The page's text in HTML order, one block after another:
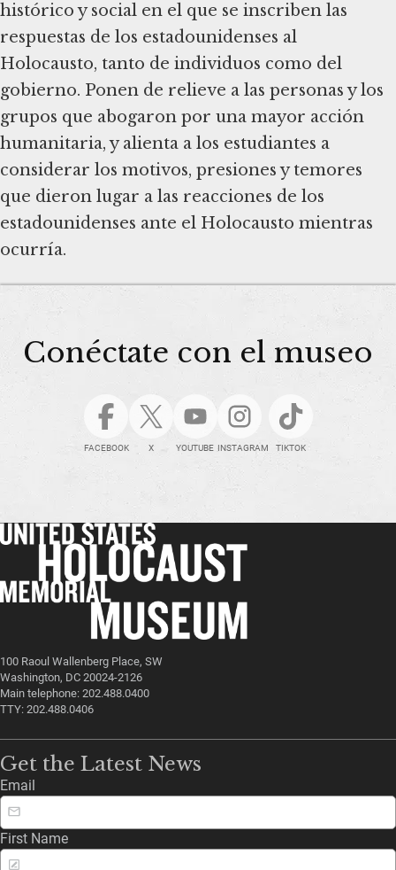
histórico y social en el que se inscriben las
respuestas de los estadounidenses al
Holocausto, tanto de individuos como del
gobierno. Ponen de relieve a las personas y los
grupos que abogaron por una mayor acción
humanitaria, y alienta a los estudiantes a
considerar los motivos, presiones y temores
que dieron lugar a las reacciones de los
estadounidenses ante el Holocausto mientras
ocurría.
Conéctate con el museo
FACEBOOK X YOUTUBE INSTAGRAM TIKTOK
100 Raoul Wallenberg Place, SW
Washington, DC 20024-2126
Main telephone: 202.488.0400
TTY: 202.488.0406
Get the Latest News
Email
First Name